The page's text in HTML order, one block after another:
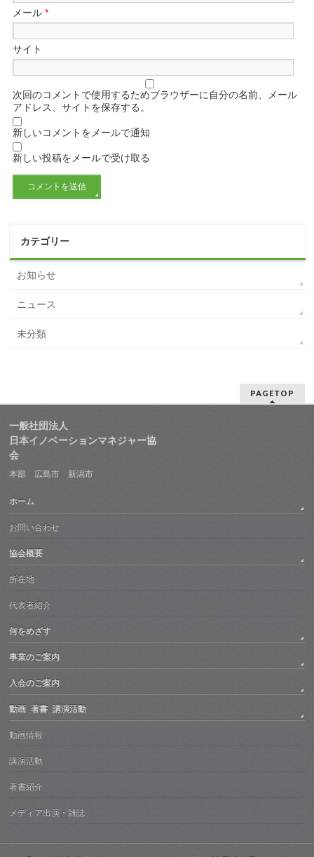
メール*
サイト
次回のコメントで使用するためブラウザーに自分の名前、メール
アドレス、サイトを保存する。
新しいコメントをメールで通知
新しい投稿をメールで受け取る
カテゴリー
お知らせ
ニュース
未分類
PAGETOP
一般社団法人
日本イノベーションマネジャー協
会
本部 広島市 新潟市
ホーム
お問い合わせ
協会概要
所在地
代表者紹介
何をめざす
事業のご案内
入会のご案内
動画_著書_講演活動
動画情報
講演活動
著書紹介
メディア出演・雑誌